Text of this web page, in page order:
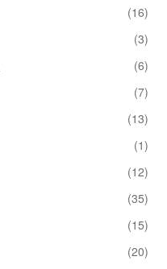
(16)
(3)
(6)
(7)
(13)
(1)
(12)
(35)
(15)
(20)